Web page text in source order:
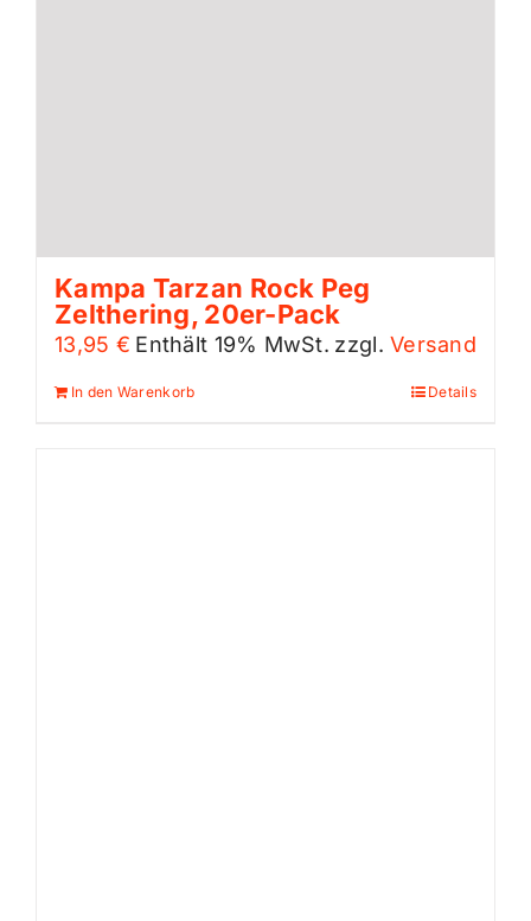
Kampa Tarzan Rock Peg
Zelthering, 20er-Pack
13,95 € Enthält 19% MwSt. zzgl.Versand
In den Warenkorb Details